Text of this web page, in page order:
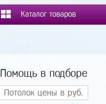
Каталог товаров
Помощь в подборе